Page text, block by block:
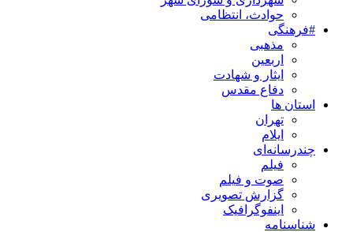
حوادث، انتظامی
#فرهنگی
مذهبی
اربعین
ایثار و شهادت
دفاع مقدس
استان ها
تهران
ایلام
چندرسانه‌ای
فیلم
صوت و فیلم
گزارش تصویری
اینفوگرافیک
شناسنامه